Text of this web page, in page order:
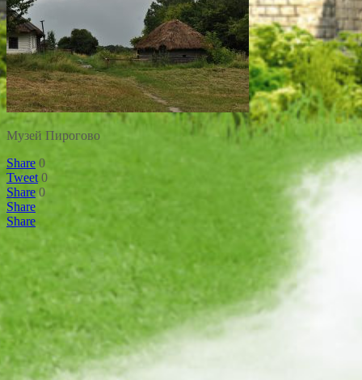
Музей Пирогово
Share 0
Tweet 0
Share 0
Share
Share